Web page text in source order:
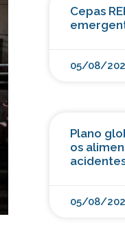
Cepas
05/08/
Plano
os
05/08/